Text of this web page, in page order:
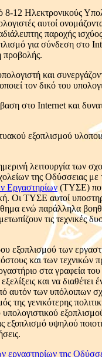
8-12 Ηλεκτρονικούς
αυτοί
παροχής
για σύνδεση στο
προβολής.
και
τον δικό του
στο Internet και
εξοπλισμού
λειτουργία των
της Οδύσσειας
Εργαστηρίων (ΤΥΣΕ)
Οι TΥΣΕ αυτοί
ενώ παράλληλα
τις τεχνικές
εξοπλισμού των
και των τεχνικών
στα γραφεία
και να
αυτόν των υπόλοιπων
της γενικότερης
εξοπλισμό υψηλού
εργαστηρίων της